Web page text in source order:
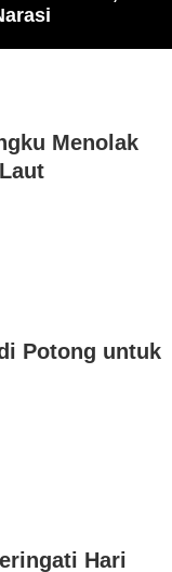
Menolak
Potong untuk
Hari